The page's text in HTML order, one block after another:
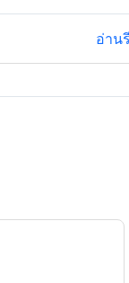
อ่าน